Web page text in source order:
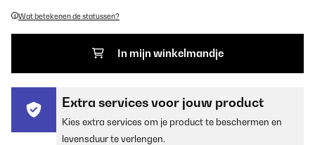
Wat betekenen de statussen?
In mijn winkelmandje
Extra services voor jouw product
Kies extra services om je product te beschermen en
levensduur te verlengen.